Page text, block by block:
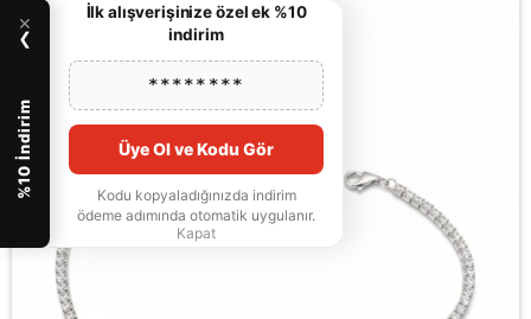
×
❯
%10 İndirim
İlk alışverişinize özel ek %10
indirim
********
Üye Ol ve Kodu Gör
Kodu kopyaladığınızda indirim
ödeme adımında otomatik uygulanır.
Kapat